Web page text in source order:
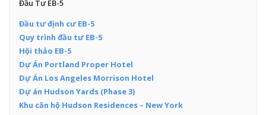
Đầu Tư EB-5
Đầu tư định cư EB-5
Quy trình đầu tư EB-5
Hội thảo EB-5
Dự Án Portland Proper Hotel
Dự Án Los Angeles Morrison Hotel
Dự án Hudson Yards (Phase 3)
Khu căn hộ Hudson Residences – New York